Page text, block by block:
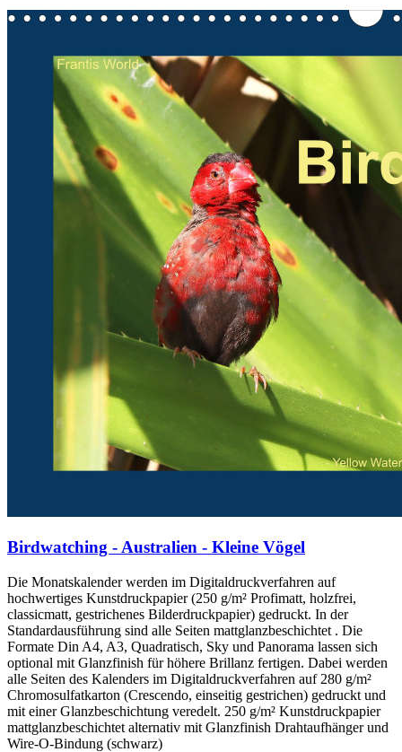
Birdwatching - Australien - Kleine Vögel
Die Monatskalender werden im Digitaldruckverfahren auf
hochwertiges Kunstdruckpapier (250 g/m² Profimatt, holzfrei,
classicmatt, gestrichenes Bilderdruckpapier) gedruckt. In der
Standardausführung sind alle Seiten mattglanzbeschichtet . Die
Formate Din A4, A3, Quadratisch, Sky und Panorama lassen sich
optional mit Glanzfinish für höhere Brillanz fertigen. Dabei werden
alle Seiten des Kalenders im Digitaldruckverfahren auf 280 g/m²
Chromosulfatkarton (Crescendo, einseitig gestrichen) gedruckt und
mit einer Glanzbeschichtung veredelt. 250 g/m² Kunstdruckpapier
mattglanzbeschichtet alternativ mit Glanzfinish Drahtaufhänger und
Wire-O-Bindung (schwarz)